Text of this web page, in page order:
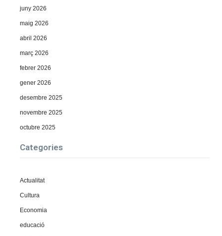
juny 2026
maig 2026
abril 2026
març 2026
febrer 2026
gener 2026
desembre 2025
novembre 2025
octubre 2025
Categories
Actualitat
Cultura
Economia
educació